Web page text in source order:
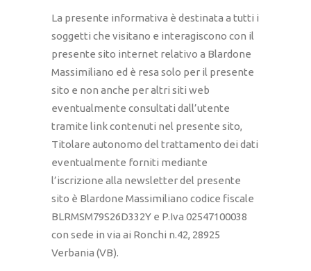
La presente informativa è destinata a tutti i
soggetti che visitano e interagiscono con il
presente sito internet relativo a Blardone
Massimiliano ed è resa solo per il presente
sito e non anche per altri siti web
eventualmente consultati dall’utente
tramite link contenuti nel presente sito,
Titolare autonomo del trattamento dei dati
eventualmente forniti mediante
l’iscrizione alla newsletter del presente
sito è Blardone Massimiliano codice fiscale
BLRMSM79S26D332Y e P.Iva 02547100038
con sede in via ai Ronchi n.42, 28925
Verbania (VB).